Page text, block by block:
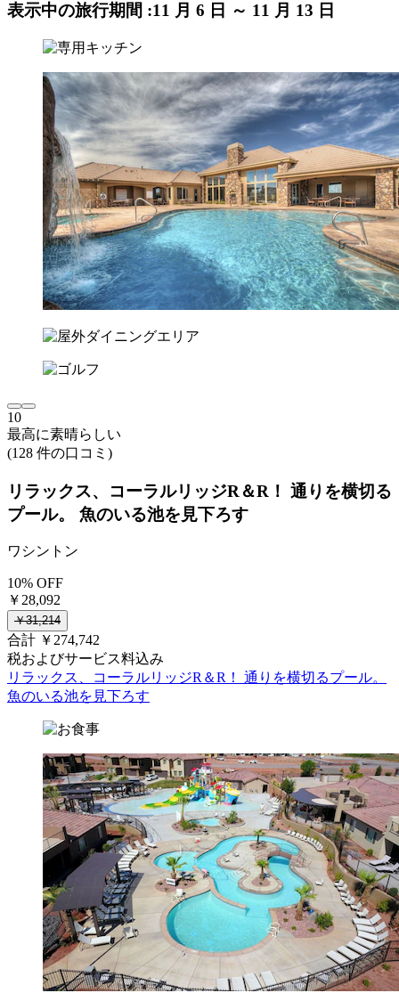
表示中の旅行期間 :11 月 6 日 ～ 11 月 13 日
10
最高に素晴らしい
(128 件の口コミ)
リラックス、コーラルリッジR＆R！ 通りを横切る
プール。 魚のいる池を見下ろす
ワシントン
10% OFF
￥28,092
￥31,214
合計 ￥274,742
税およびサービス料込み
リラックス、コーラルリッジR＆R！ 通りを横切るプール。
魚のいる池を見下ろす